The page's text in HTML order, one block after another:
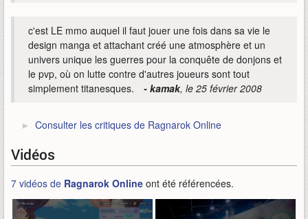
c'est LE mmo auquel il faut jouer une fois dans sa vie le
design manga et attachant créé une atmosphère et un
univers unique les guerres pour la conquête de donjons et
le pvp, où on lutte contre d'autres joueurs sont tout
simplement titanesques.
- kamak, le 25 février 2008
Consulter les critiques de Ragnarok Online
Vidéos
7 vidéos de Ragnarok Online ont été référencées.